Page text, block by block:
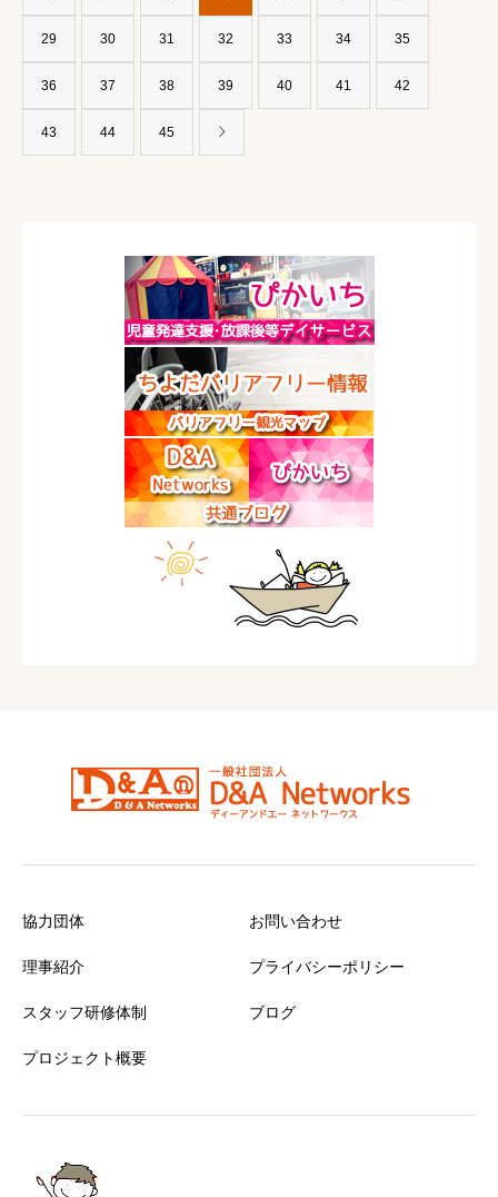
29 30 31 32 33 34 35
36 37 38 39 40 41 42
43 44 45
協力団体
理事紹介
スタッフ研修体制
プロジェクト概要
お問い合わせ
プライバシーポリシー
ブログ